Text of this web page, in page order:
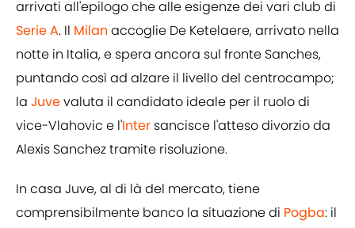
arrivati all'epilogo che alle esigenze dei vari club di
Serie A. Il Milan accoglie De Ketelaere, arrivato nella
notte in Italia, e spera ancora sul fronte Sanches,
puntando così ad alzare il livello del centrocampo;
la Juvevaluta il candidato ideale per il ruolo di
vice-Vlahovic e l'Inter sancisce l'atteso divorzio da
Alexis Sanchez tramite risoluzione.
In casa Juve, al di là del mercato, tiene
comprensibilmente banco la situazione di Pogba: il